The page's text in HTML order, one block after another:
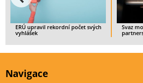
ERÚ upravil rekordní počet svých
vyhlášek
> CELÝ ČLÁNEK
Svaz
> CELÝ
Navigace